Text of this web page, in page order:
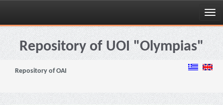
Skip
navigationRepository of UOI "Olympias"
Repository of OAI